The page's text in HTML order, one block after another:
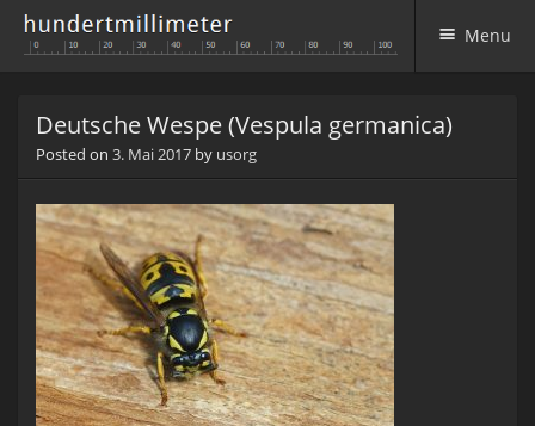
Menu
Deutsche Wespe (Vespula germanica)
Posted on 3. Mai 2017 by usorg